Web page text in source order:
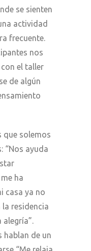
se sienten
actividad
frecuente.
nos
el taller
de algún
que solemos
“Nos ayuda
ha
casa ya no
residencia
alegría”.
hablan de un